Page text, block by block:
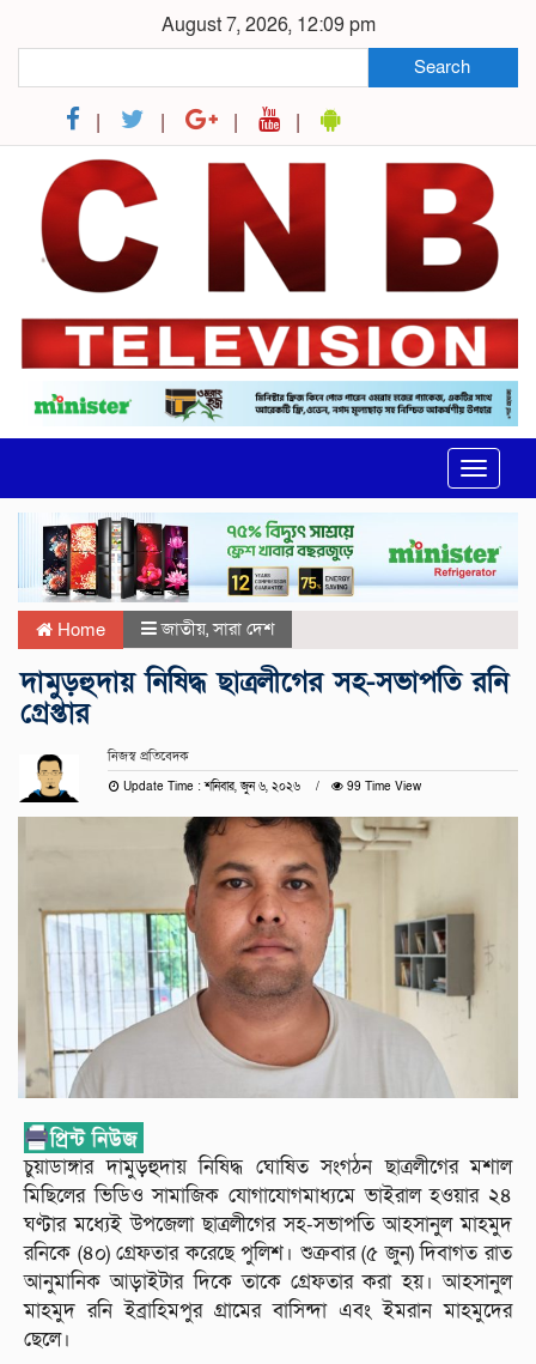
August 7, 2026, 12:09 pm
Search
Toggle
Home জাতীয়,সারা দেশ
দামুড়হুদায় নিষিদ্ধ ছাত্রলীগের সহ-সভাপতি রনি
গ্রেপ্তার
নিজস্ব প্রতিবেদক
Update Time : শনিবার, জুন ৬, ২০২৬ 99 Time View
চুয়াডাঙ্গার দামুড়হুদায় নিষিদ্ধ ঘোষিত সংগঠন ছাত্রলীগের মশাল
মিছিলের ভিডিও সামাজিক যোগাযোগমাধ্যমে ভাইরাল হওয়ার ২৪
ঘণ্টার মধ্যেই উপজেলা ছাত্রলীগের সহ-সভাপতি আহসানুল মাহমুদ
রনিকে (৪০) গ্রেফতার করেছে পুলিশ। শুক্রবার (৫ জুন) দিবাগত রাত
আনুমানিক আড়াইটার দিকে তাকে গ্রেফতার করা হয়। আহসানুল
মাহমুদ রনি ইব্রাহিমপুর গ্রামের বাসিন্দা এবং ইমরান মাহমুদের
ছেলে।